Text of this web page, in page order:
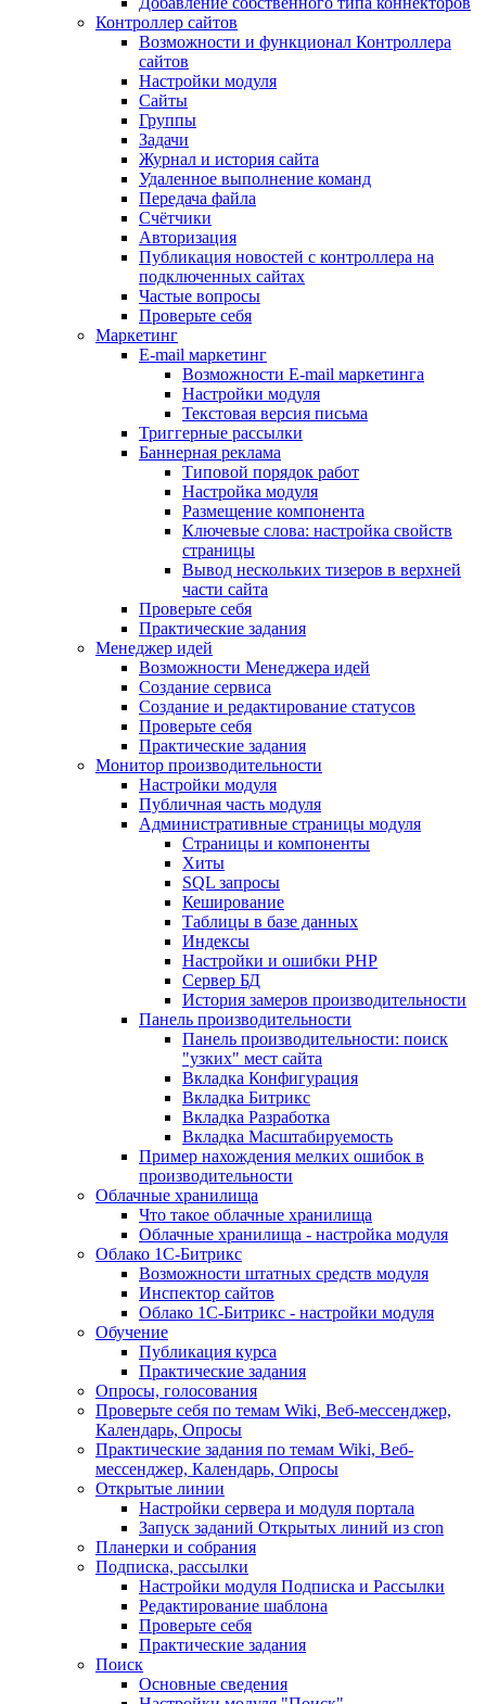
Контроллер сайтов
Возможности и функционал Контроллера
сайтов
Настройки модуля
Сайты
Группы
Задачи
Журнал и история сайта
Удаленное выполнение команд
Передача файла
Счётчики
Авторизация
Публикация новостей с контроллера на
подключенных сайтах
Частые вопросы
Проверьте себя
Маркетинг
E-mail маркетинг
Возможности E-mail маркетинга
Настройки модуля
Текстовая версия письма
Триггерные рассылки
Баннерная реклама
Типовой порядок работ
Настройка модуля
Размещение компонента
Ключевые слова: настройка свойств
страницы
Вывод нескольких тизеров в верхней
части сайта
Проверьте себя
Практические задания
Менеджер идей
Возможности Менеджера идей
Создание сервиса
Создание и редактирование статусов
Проверьте себя
Практические задания
Монитор производительности
Настройки модуля
Публичная часть модуля
Административные страницы модуля
Страницы и компоненты
Хиты
SQL запросы
Кеширование
Таблицы в базе данных
Индексы
Настройки и ошибки PHP
Сервер БД
История замеров производительности
Панель производительности
Панель производительности: поиск
"узких" мест сайта
Вкладка Конфигурация
Вкладка Битрикс
Вкладка Разработка
Вкладка Масштабируемость
Пример нахождения мелких ошибок в
производительности
Облачные хранилища
Что такое облачные хранилища
Облачные хранилища - настройка модуля
Облако 1С-Битрикс
Возможности штатных средств модуля
Инспектор сайтов
Облако 1С-Битрикс - настройки модуля
Обучение
Публикация курса
Практические задания
Опросы, голосования
Проверьте себя по темам Wiki, Веб-мессенджер,
Календарь, Опросы
Практические задания по темам Wiki, Веб-
мессенджер, Календарь, Опросы
Открытые линии
Настройки сервера и модуля портала
Запуск заданий Открытых линий из cron
Планерки и собрания
Подписка, рассылки
Настройки модуля Подписка и Рассылки
Редактирование шаблона
Проверьте себя
Практические задания
Поиск
Основные сведения